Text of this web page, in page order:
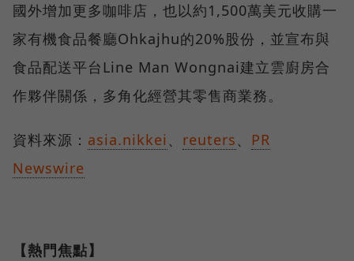
國外增加更多咖啡店，也以約1,500萬美元收購一
家有機食品餐廳Ohkajhu的20%股份，並宣布與
食品配送平台Line Man Wongnai建立雲廚房合
作夥伴關係，多角化經營其零售商業務。
資料來源： asia.nikkei 、 reuters、 PR
Newswire
【熱門焦點】